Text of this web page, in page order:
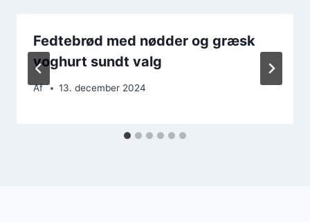
Fedtebrød med nødder og græsk
yoghurt sundt valg
Af 13. december 2024